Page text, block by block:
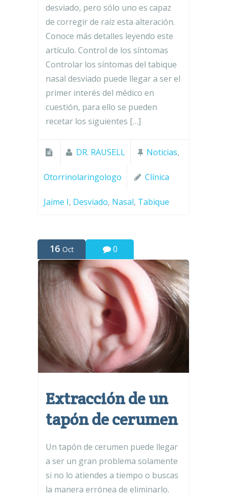
desviado, pero sólo uno es capaz
de corregir de raíz esta alteración.
Conoce más detalles leyendo este
artículo. Control de los síntomas
Controlar los síntomas del tabique
nasal desviado puede llegar a ser el
primer interés del médico en
cuestión, para ello se pueden
recetar los siguientes […]
DR. RAUSELL Noticias,
Otorrinolaringologo Clínica
Jaime I, Desviado, Nasal, Tabique
16 Oct 0
Extracción de un
tapón de cerumen
Un tapón de cerumen puede llegar
a ser un gran problema solamente
si no lo atiendes a tiempo o buscas
la manera errónea de eliminarlo.